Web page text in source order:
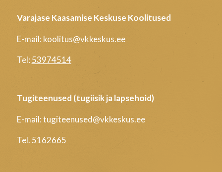
Varajase Kaasamise Keskuse Koolitused
E-mail: koolitus@vkkeskus.ee
Tel: 53974514
Tugiteenused (tugiisik ja lapsehoid)
E-mail: tugiteenused@vkkeskus.ee
Tel. 5162665